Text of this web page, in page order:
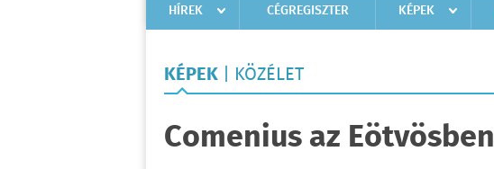
HÍREK CÉGREGISZTER KÉPEK
KÉPEK | KÖZÉLET
Comenius az Eötvösben